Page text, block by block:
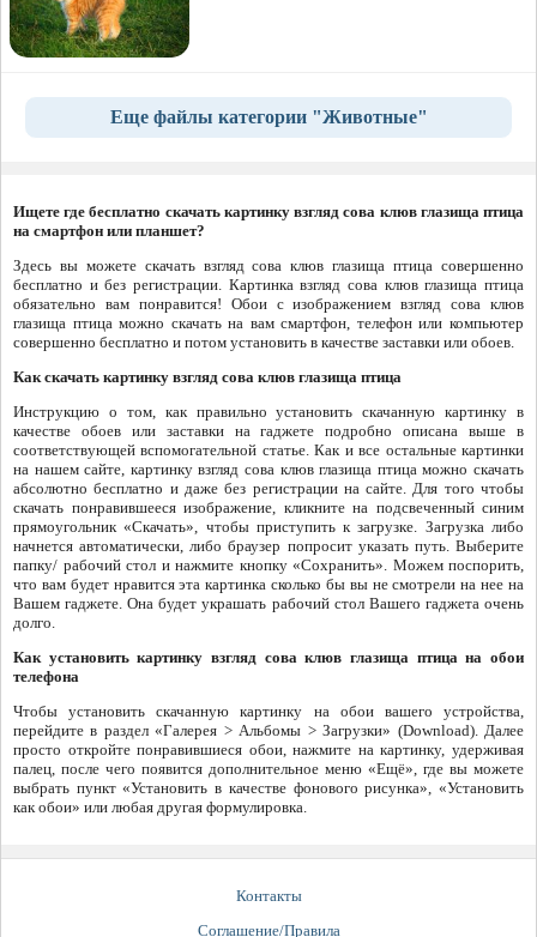
Еще файлы категории "Животные"
Ищете где бесплатно скачать картинку взгляд сова клюв глазища птица
на смартфон или планшет?
Здесь вы можете скачать взгляд сова клюв глазища птица совершенно
бесплатно и без регистрации. Картинка взгляд сова клюв глазища птица
обязательно вам понравится! Обои с изображением взгляд сова клюв
глазища птица можно скачать на вам смартфон, телефон или компьютер
совершенно бесплатно и потом установить в качестве заставки или обоев.
Как скачать картинку взгляд сова клюв глазища птица
Инструкцию о том, как правильно установить скачанную картинку в
качестве обоев или заставки на гаджете подробно описана выше в
соответствующей вспомогательной статье. Как и все остальные картинки
на нашем сайте, картинку взгляд сова клюв глазища птица можно скачать
абсолютно бесплатно и даже без регистрации на сайте. Для того чтобы
скачать понравившееся изображение, кликните на подсвеченный синим
прямоугольник «Скачать», чтобы приступить к загрузке. Загрузка либо
начнется автоматически, либо браузер попросит указать путь. Выберите
папку/ рабочий стол и нажмите кнопку «Сохранить». Можем поспорить,
что вам будет нравится эта картинка сколько бы вы не смотрели на нее на
Вашем гаджете. Она будет украшать рабочий стол Вашего гаджета очень
долго.
Как установить картинку взгляд сова клюв глазища птица на обои
телефона
Чтобы установить скачанную картинку на обои вашего устройства,
перейдите в раздел «Галерея > Альбомы > Загрузки» (Download). Далее
просто откройте понравившиеся обои, нажмите на картинку, удерживая
палец, после чего появится дополнительное меню «Ещё», где вы можете
выбрать пункт «Установить в качестве фонового рисунка», «Установить
как обои» или любая другая формулировка.
Контакты
Соглашение/Правила